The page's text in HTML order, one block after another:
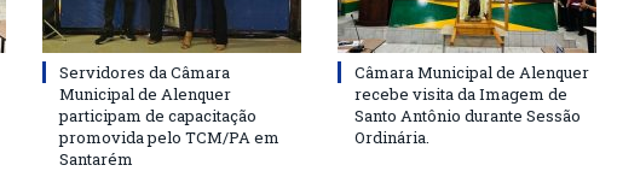
Servidores da Câmara
Municipal de Alenquer
participam de capacitação
promovida pelo TCM/PA em
Santarém
Câmara Municipal de Alenquer
recebe visita da Imagem de
Santo Antônio durante Sessão
Ordinária.